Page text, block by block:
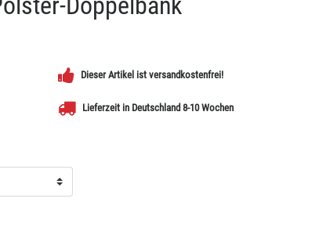
Dieser Artikel ist versandkostenfrei!
Lieferzeit in Deutschland 8-10 Wochen